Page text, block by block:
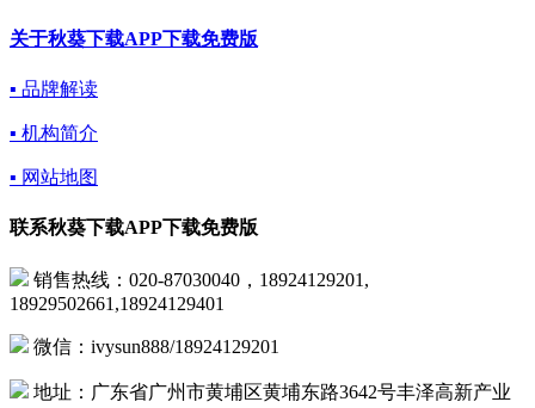
关于秋葵下载APP下载免费版
▪ 品牌解读
▪ 机构简介
▪ 网站地图
联系秋葵下载APP下载免费版
销售热线：020-87030040，18924129201,
18929502661,18924129401
微信：ivysun888/18924129201
地址：广东省广州市黄埔区黄埔东路3642号丰泽高新产业